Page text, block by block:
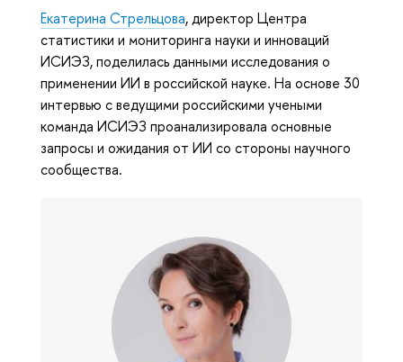
Екатерина Стрельцова, директор Центра
статистики и мониторинга науки и инноваций
ИСИЭЗ, поделилась данными исследования о
применении ИИ в российской науке. На основе 30
интервью с ведущими российскими учеными
команда ИСИЭЗ проанализировала основные
запросы и ожидания от ИИ со стороны научного
сообщества.